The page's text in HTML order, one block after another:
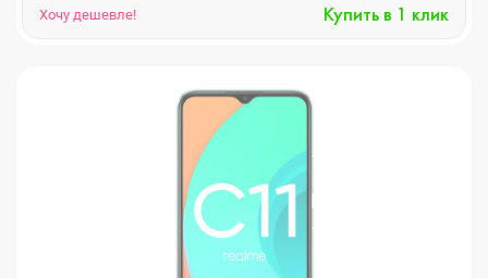
Хочу дешевле! Купить в 1 клик